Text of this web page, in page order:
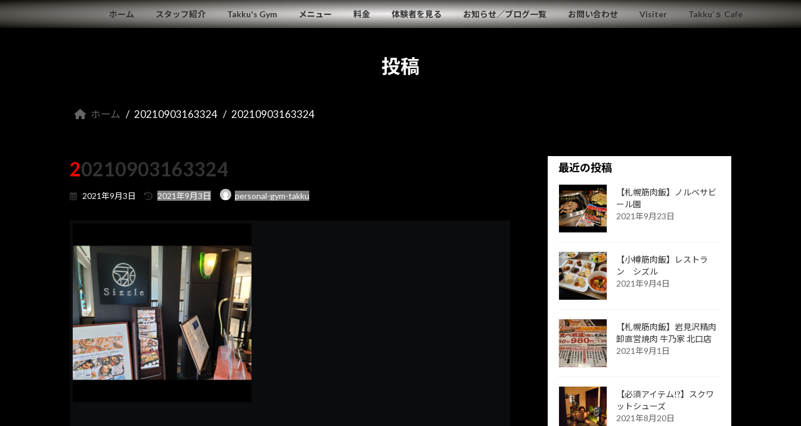
コ
ン
ナ
ビ
ホーム スタッフ紹介 Takku's Gym メニュー 料金 体験者を見る お知らせ／ブログ一覧 お問い合わせ Visiter Takku’ｓ Cafe
投稿
ホーム 20210903163324 20210903163324
20210903163324
2021年9月3日
最
:
2021年9月3日 personal-gym-takku
最近の投稿
【札幌筋肉飯】ノルベサビ
ール園
2021年9月23日
【小樽筋肉飯】レストラ
ン シズル
2021年9月4日
【札幌筋肉飯】岩見沢精肉
卸直営焼肉 牛乃家 北口店
2021年9月1日
【必須アイテム!?】スクワ
ットシューズ
2021年8月20日